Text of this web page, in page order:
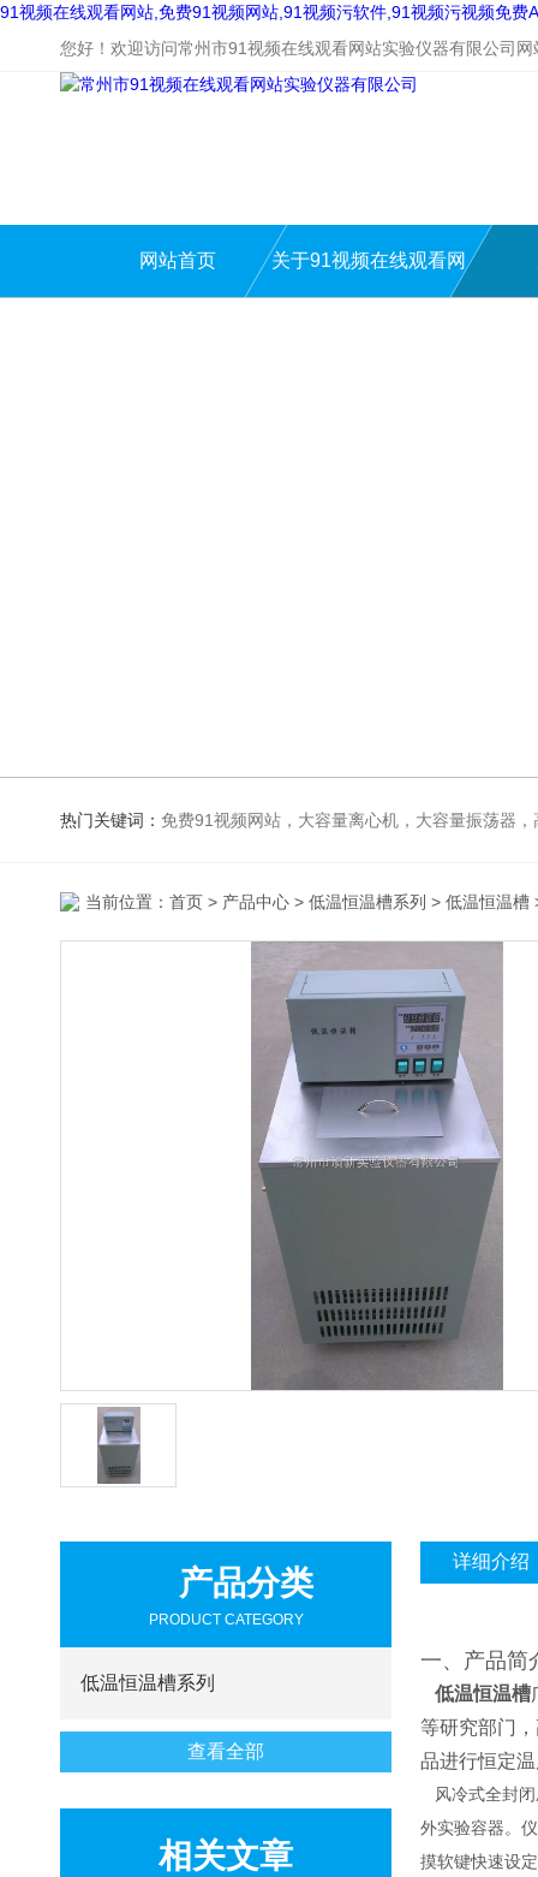
91视频在线观看网站,免费91视频网站,91视频污软件,91视频污视频免费
您好！欢迎访问常州市91视频在线观看网站实验仪器有限公司网
网站首页 关于91视频在线观看网
热门关键词： 免费91视频网站，大容量离心机，大容量振荡器，高速冷冻离心机，生化、光照、振荡培养箱，磁力搅拌器，
当前位置： 首页 > 产品中心 > 低温恒温槽系列 > 低温恒温槽
产品分类
PRODUCT CATEGORY
低温恒温槽系列
查看全部
相关文章
详细介绍
一、产品简
低温恒温槽
等研究部门
品进行恒定
风冷式全封闭
外实验容器。
摸软键快速设